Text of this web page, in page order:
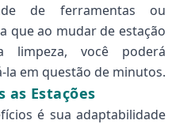
de ferramentas ou
que ao mudar de estação
você poderá
em questão de minutos.
as Estações
é sua adaptabilidade